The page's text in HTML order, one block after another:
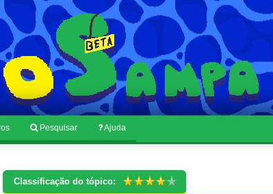
Pesquisar Ajuda
Classificação do tópico: